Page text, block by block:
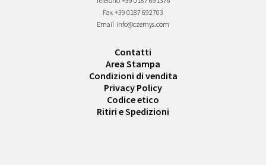
Fax +39 0187 692703
Email info@czernys.com
Contatti
Area Stampa
Condizioni di vendita
Privacy Policy
Codice etico
Ritiri e Spedizioni